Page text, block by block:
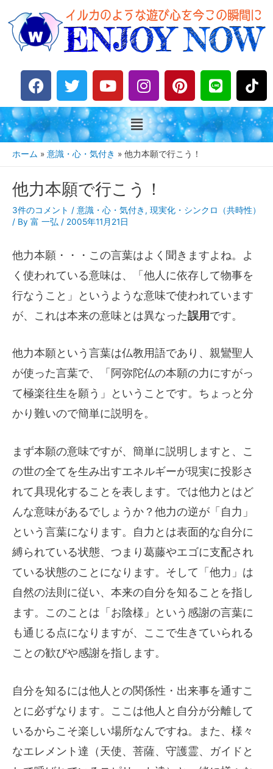
F
a
c
e
b
o
k
T
w
i
t
t
e
Y
o
u
t
u
b
I
n
s
t
a
g
m
P
i
n
t
e
r
L
i
n
e
ホーム 意識・心・気付き 他力本願で行こう！
他力本願で行こう！
3件のコメント / 意識・心・気付き , 現実化・シンクロ（共時性）
/ By 富 一弘 / 2005年11月21日
他力本願・・・この言葉はよく聞きますよね。よ
く使われている意味は、「他人に依存して物事を
行なうこと」というような意味で使われています
が、これは本来の意味とは異なった誤用です。
他力本願という言葉は仏教用語であり、親鸞聖人
が使った言葉で、「阿弥陀仏の本願の力にすがっ
て極楽往生を願う」ということです。ちょっと分
かり難いので簡単に説明を。
まず本願の意味ですが、簡単に説明しますと、こ
の世の全てを生み出すエネルギーが現実に投影さ
れて具現化することを表します。では他力とはど
んな意味があるでしょうか？他力の逆が「自力」
という言葉になります。自力とは表面的な自分に
縛られている状態、つまり葛藤やエゴに支配され
ている状態のことになります。そして「他力」は
自然の法則に従い、本来の自分を知ることを指し
ます。このことは「お陰様」という感謝の言葉に
も通じる点になりますが、ここで生きていられる
ことの歓びや感謝を指します。
自分を知るには他人との関係性・出来事を通すこ
とに必ずなります。ここは他人と自分が分離して
いるからこそ楽しい場所なんですね。また、様々
なエレメント達（天使、菩薩、守護霊、ガイドと